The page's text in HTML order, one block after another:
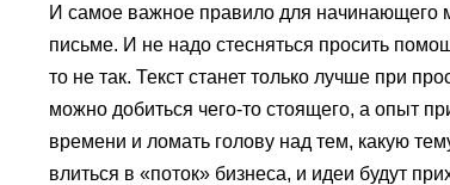
И самое важное правило для начинающего
письме. И не надо стесняться просить
то не так. Текст станет только лучше при
можно добиться чего-то стоящего, а опыт
времени и ломать голову над тем, какую
влиться в «поток» бизнеса, и идеи будут